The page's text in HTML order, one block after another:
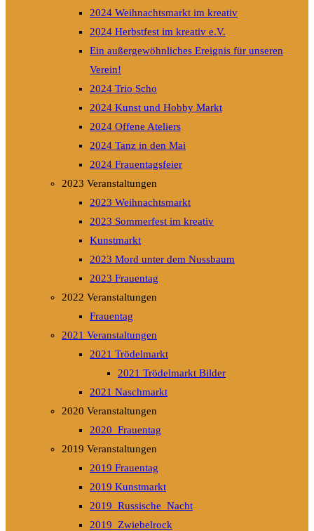
2024 Weihnachtsmarkt im kreativ
2024 Herbstfest im kreativ e.V.
Ein außergewöhnliches Ereignis für unseren
Verein!
2024 Trio Scho
2024 Kunst und Hobby Markt
2024 Offene Ateliers
2024 Tanz in den Mai
2024 Frauentagsfeier
2023 Veranstaltungen
2023 Weihnachtsmarkt
2023 Sommerfest im kreativ
Kunstmarkt
2023 Mord unter dem Nussbaum
2023 Frauentag
2022 Veranstaltungen
Frauentag
2021 Veranstaltungen
2021 Trödelmarkt
2021 Trödelmarkt Bilder
2021 Naschmarkt
2020 Veranstaltungen
2020_Frauentag
2019 Veranstaltungen
2019 Frauentag
2019 Kunstmarkt
2019_Russische_Nacht
2019_Zwiebelrock